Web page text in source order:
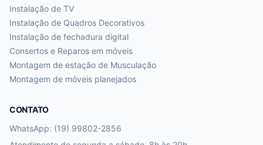
Instalação de TV
Instalação de Quadros Decorativos
Instalação de fechadura digital
Consertos e Reparos em móveis
Montagem de estação de Musculação
Montagem de móveis planejados
CONTATO
WhatsApp: (19) 99802-2856